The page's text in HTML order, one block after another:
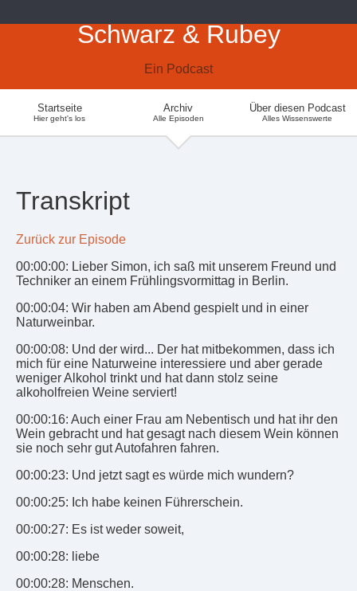
Schwarz & Rubey
Ein Podcast
Startseite
Hier geht's los
Archiv
Alle Episoden
Über diesen Podcast
Alles Wissenswerte
Transkript
Zurück zur Episode
00:00:00: Lieber Simon, ich saß mit unserem Freund und
Techniker an einem Frühlingsvormittag in Berlin.
00:00:04: Wir haben am Abend gespielt und in einer
Naturweinbar.
00:00:08: Und der wird... Der hat mitbekommen, dass ich
mich für eine Naturweine interessiere und aber gerade
weniger Alkohol trinkt und hat dann stolz seine
alkoholfreien Weine serviert!
00:00:16: Auch einer Frau am Nebentisch und hat ihr den
Wein gebracht und hat gesagt nach diesem Wein können
sie noch sehr gut Autofahren fahren.
00:00:23: Und jetzt sagt es würde mich wundern?
00:00:25: Ich habe keinen Führerschein.
00:00:27: Es ist weder soweit,
00:00:28: liebe
00:00:28: Menschen.